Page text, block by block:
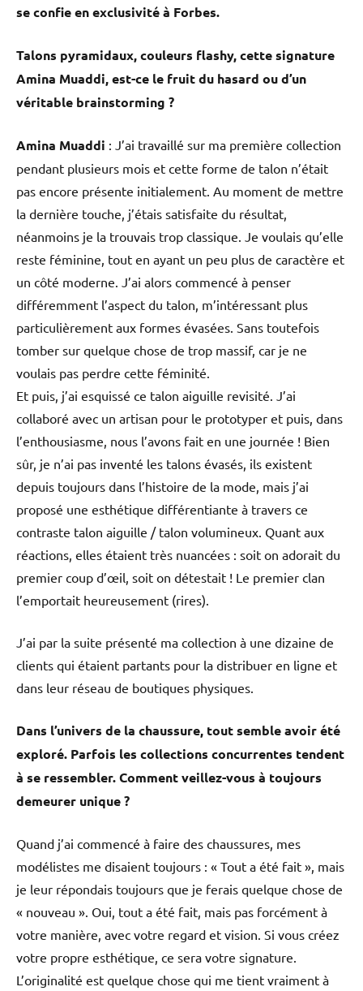
se confie en exclusivité à Forbes.
Talons pyramidaux, couleurs flashy, cette signature
Amina Muaddi, est-ce le fruit du hasard ou d’un
véritable brainstorming ?
Amina Muaddi : J’ai travaillé sur ma première collection
pendant plusieurs mois et cette forme de talon n’était
pas encore présente initialement. Au moment de mettre
la dernière touche, j’étais satisfaite du résultat,
néanmoins je la trouvais trop classique. Je voulais qu’elle
reste féminine, tout en ayant un peu plus de caractère et
un côté moderne. J’ai alors commencé à penser
différemment l’aspect du talon, m’intéressant plus
particulièrement aux formes évasées. Sans toutefois
tomber sur quelque chose de trop massif, car je ne
voulais pas perdre cette féminité.
Et puis, j’ai esquissé ce talon aiguille revisité. J’ai
collaboré avec un artisan pour le prototyper et puis, dans
l’enthousiasme, nous l’avons fait en une journée ! Bien
sûr, je n’ai pas inventé les talons évasés, ils existent
depuis toujours dans l’histoire de la mode, mais j’ai
proposé une esthétique différentiante à travers ce
contraste talon aiguille / talon volumineux. Quant aux
réactions, elles étaient très nuancées : soit on adorait du
premier coup d’œil, soit on détestait ! Le premier clan
l’emportait heureusement (rires).
J’ai par la suite présenté ma collection à une dizaine de
clients qui étaient partants pour la distribuer en ligne et
dans leur réseau de boutiques physiques.
Dans l’univers de la chaussure, tout semble avoir été
exploré. Parfois les collections concurrentes tendent
à se ressembler. Comment veillez-vous à toujours
demeurer unique ?
Quand j’ai commencé à faire des chaussures, mes
modélistes me disaient toujours : « Tout a été fait », mais
je leur répondais toujours que je ferais quelque chose de
« nouveau ». Oui, tout a été fait, mais pas forcément à
votre manière, avec votre regard et vision. Si vous créez
votre propre esthétique, ce sera votre signature.
L’originalité est quelque chose qui me tient vraiment à